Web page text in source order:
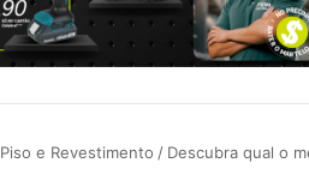
Piso e Revestimento / Descubra qual o